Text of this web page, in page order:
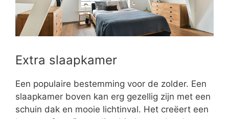
Extra slaapkamer
Een populaire bestemming voor de zolder. Een
slaapkamer boven kan erg gezellig zijn met een
schuin dak en mooie lichtinval. Het creëert een